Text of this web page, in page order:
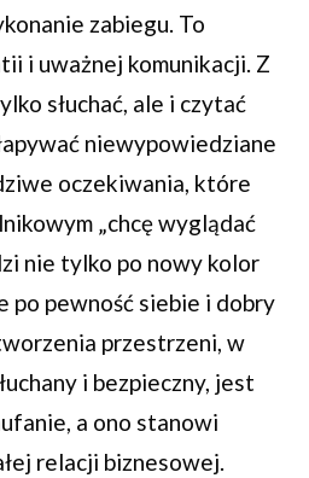
zabiegu. To
i uważnej komunikacji. Z
słuchać, ale i czytać
niewypowiedziane
oczekiwania, które
„chcę wyglądać
nie tylko po nowy kolor
po pewność siebie i dobry
przestrzeni, w
i bezpieczny, jest
a ono stanowi
relacji biznesowej.